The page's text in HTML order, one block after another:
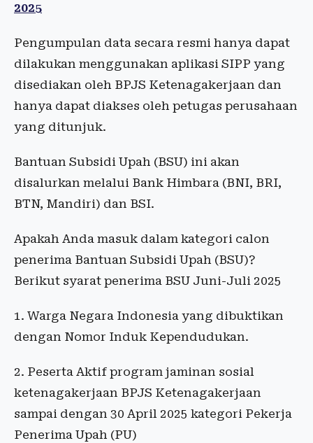
2025
Pengumpulan data secara resmi hanya dapat
dilakukan menggunakan aplikasi SIPP yang
disediakan oleh BPJS Ketenagakerjaan dan
hanya dapat diakses oleh petugas perusahaan
yang ditunjuk.
Bantuan Subsidi Upah (BSU) ini akan
disalurkan melalui Bank Himbara (BNI, BRI,
BTN, Mandiri) dan BSI.
Apakah Anda masuk dalam kategori calon
penerima Bantuan Subsidi Upah (BSU)?
Berikut syarat penerima BSU Juni-Juli 2025
1. Warga Negara Indonesia yang dibuktikan
dengan Nomor Induk Kependudukan.
2. Peserta Aktif program jaminan sosial
ketenagakerjaan BPJS Ketenagakerjaan
sampai dengan 30 April 2025 kategori Pekerja
Penerima Upah (PU)